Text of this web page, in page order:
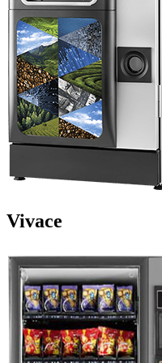
Vivace